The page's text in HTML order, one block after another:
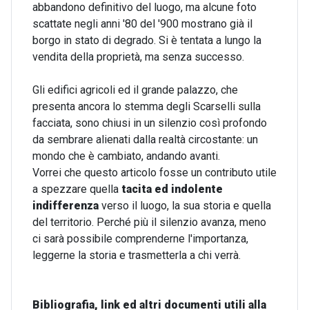
abbandono definitivo del luogo, ma alcune foto
scattate negli anni '80 del '900 mostrano già il
borgo in stato di degrado. Si è tentata a lungo la
vendita della proprietà, ma senza successo.
Gli edifici agricoli ed il grande palazzo, che
presenta ancora lo stemma degli Scarselli sulla
facciata, sono chiusi in un silenzio così profondo
da sembrare alienati dalla realtà circostante: un
mondo che è cambiato, andando avanti.
Vorrei che questo articolo fosse un contributo utile
a spezzare quella tacita ed indolente
indifferenza verso il luogo, la sua storia e quella
del territorio. Perché più il silenzio avanza, meno
ci sarà possibile comprenderne l'importanza,
leggerne la storia e trasmetterla a chi verrà.
Bibliografia, link ed altri documenti utili alla